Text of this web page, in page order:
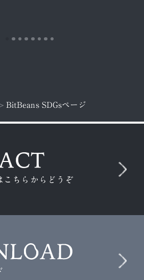
BitBeans SDGsページ
こちらからどうぞ